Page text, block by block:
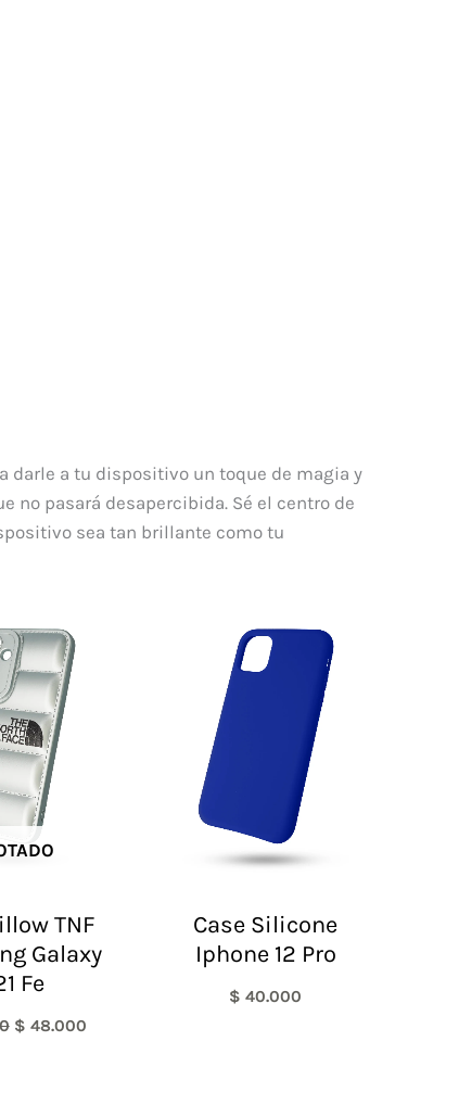
darle a tu dispositivo un toque de magia y
no pasará desapercibida. Sé el centro de
sea tan brillante como tu
TNF
Galaxy
Fe
precio
original
era:
$ 60.000.
$ 48.000
Case Silicone
Iphone 12 Pro
$ 40.000